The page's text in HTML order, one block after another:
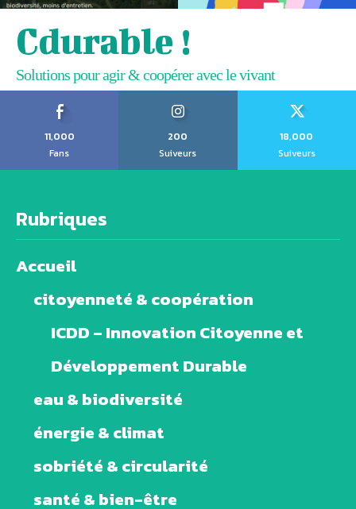
Cdurable !
Solutions pour agir & coopérer avec le vivant
11,000
Fans
200
Suiveurs
18,000
Suiveurs
Rubriques
Accueil
citoyenneté & coopération
ICDD – Innovation Citoyenne et
Développement Durable
eau & biodiversité
énergie & climat
sobriété & circularité
santé & bien-être